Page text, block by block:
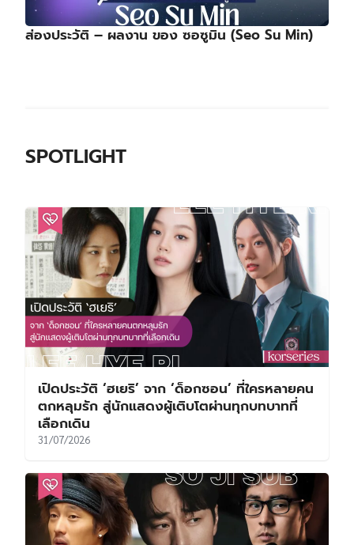
ส่องประวัติ – ผลงาน ของ ซอซูมิน (Seo Su Min)
SPOTLIGHT
เปิดประวัติ ‘ฮเยริ’ จาก ‘ด็อกซอน’ ที่ใครหลายคน
ตกหลุมรัก สู่นักแสดงผู้เติบโตผ่านทุกบทบาทที่
เลือกเดิน
31/07/2026